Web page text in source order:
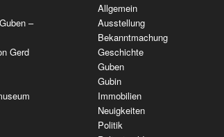
–
Gerd
Allgemein
Ausstellung
Bekanntmachung
Geschichte
Guben
Gubin
Immobilien
Neuigkeiten
Politik